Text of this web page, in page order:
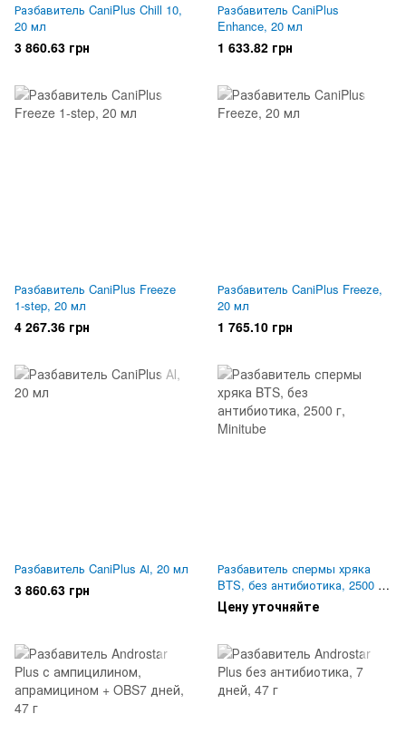
Разбавитель CaniPlus Chill 10,
20 мл
3 860.63 грн
Разбавитель CaniPlus
Enhance, 20 мл
1 633.82 грн
Разбавитель CaniPlus Freeze
1-step, 20 мл
4 267.36 грн
Разбавитель CaniPlus Freeze,
20 мл
1 765.10 грн
Разбавитель CaniPlus АІ, 20 мл
3 860.63 грн
Разбавитель спермы хряка
BTS, без антибиотика, 2500 г,
Minitube
Цену уточняйте